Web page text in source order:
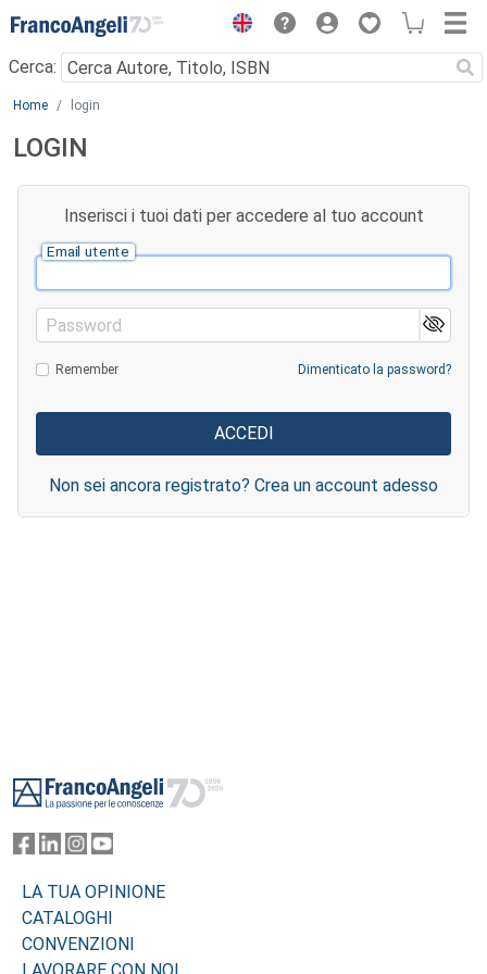
Menu
Cerca:
Main content
Home login
LOGIN
Inserisci i tuoi dati per accedere al tuo account
Email utente
Password
Remember Dimenticato la password?
Non sei ancora registrato? Crea un account adesso
LA TUA OPINIONE
CATALOGHI
CONVENZIONI